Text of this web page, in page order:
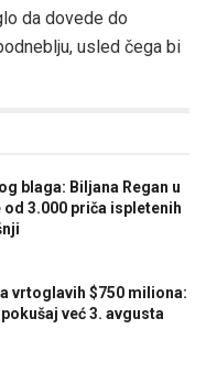
da dovede do
usled čega bi
blaga: Biljana Regan u
3.000 priča ispletenih
vrtoglavih $750 miliona:
već 3. avgusta